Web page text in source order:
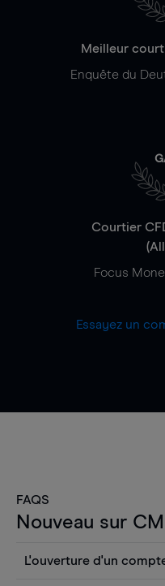
Meilleur
Enquête du
Courtier
Focus
Essayez un
FAQS
Nouveau sur
L'ouverture d'un